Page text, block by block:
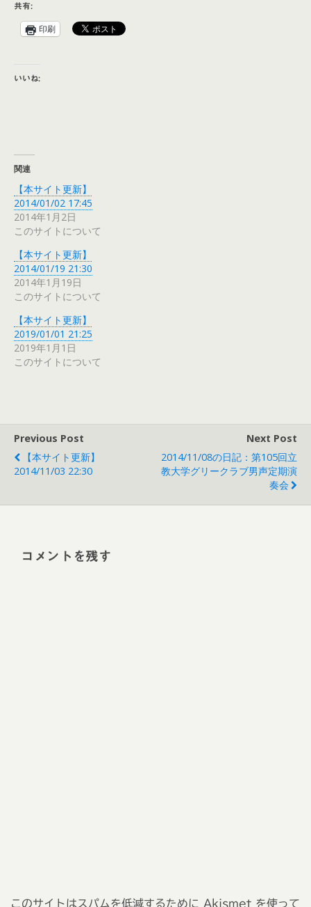
共有:
印刷
いいね:
関連
【本サイト更新】
2014/01/02 17:45
2014年1月2日
このサイトについて
【本サイト更新】
2014/01/19 21:30
2014年1月19日
このサイトについて
【本サイト更新】
2019/01/01 21:25
2019年1月1日
このサイトについて
Previous Post
【本サイト更新】
2014/11/03 22:30
Next Post
2014/11/08の日記：第105回立
教大学グリークラブ男声定期演
奏会
コメントを残す
このサイトはスパムを低減するために Akismet を使って